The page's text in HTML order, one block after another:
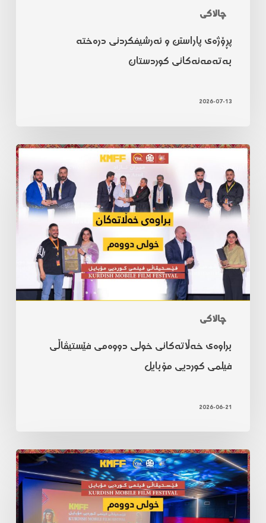
چالاکی
پڕۆژەی پاراستن و ئەرشیفکردنی درەختە
بەتەمەنەکانی کوردستان
2026-07-13
چالاکی
براوەی خەڵاتەکانی خولی دووەمی فێستیڤاڵی
فیلمی کوردیی مۆبایل
2026-06-21